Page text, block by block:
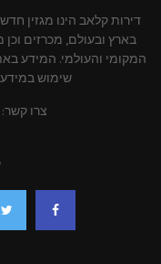
דירות קלאב הינו מגזין
בארץ ובעולם, מכרזים וכן
המקומי והעולמי. המידע
שימוש
צרו קשר: